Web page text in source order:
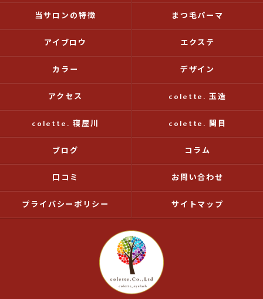
当サロンの特徴 まつ毛パーマ
アイブロウ エクステ
カラー デザイン
アクセス colette. 玉造
colette. 寝屋川 colette. 関目
ブログ コラム
口コミ お問い合わせ
プライバシーポリシー サイトマップ